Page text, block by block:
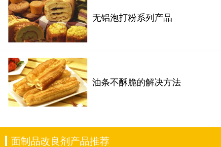
无铝泡打粉系列产品
油条不酥脆的解决方法
面制品改良剂产品推荐